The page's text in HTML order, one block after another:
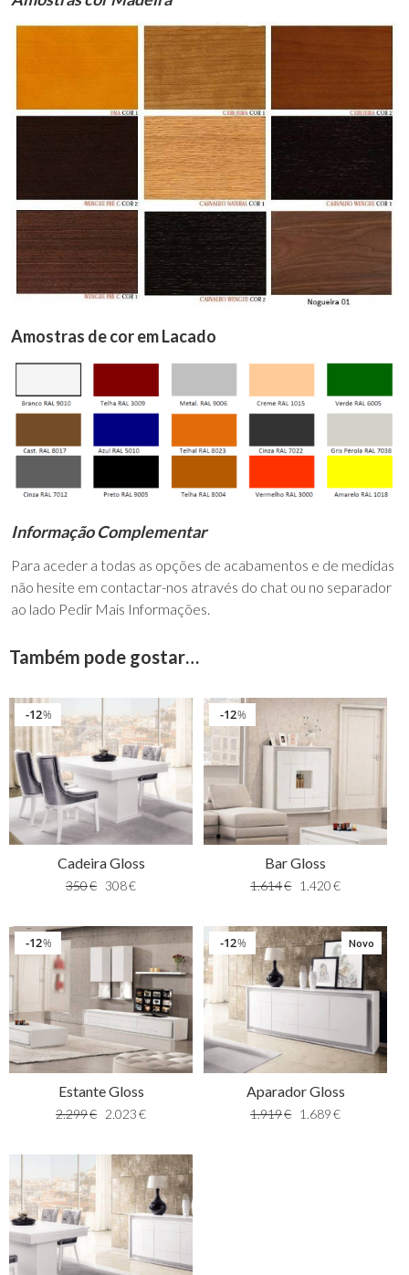
Amostras de cor em Lacado
Informação Complementar
Para aceder a todas as opções de acabamentos e de medidas
não hesite em contactar-nos através do chat ou no separador
ao lado Pedir Mais Informações.
Também pode gostar…
%
12
Cadeira Gloss
350€ 308€
%
12
Bar Gloss
1.614€ 1.420€
%
12
Estante Gloss
2.299€ 2.023€
%
12 Novo
Aparador Gloss
1.919€ 1.689€